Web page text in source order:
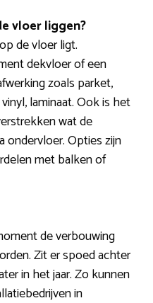
vloer liggen?
de vloer ligt.
dekvloer of een
zoals parket,
laminaat. Ook is het
wat de
ondervloer. Opties zijn
met balken of
de verbouwing
Zit er spoed achter
in het jaar. Zo kunnen
in